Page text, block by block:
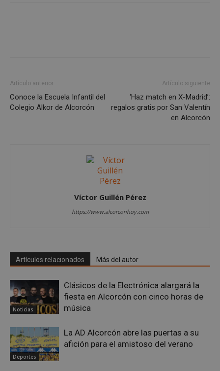
Artículo anterior
Conoce la Escuela Infantil del
Colegio Alkor de Alcorcón
Artículo siguiente
‘Haz match en X-Madrid’:
regalos gratis por San Valentín
en Alcorcón
Víctor Guillén Pérez
https://www.alcorconhoy.com
Artículos relacionados Más del autor
Noticias
Clásicos de la Electrónica alargará la
fiesta en Alcorcón con cinco horas de
música
Deportes
La AD Alcorcón abre las puertas a su
afición para el amistoso del verano
sp_landing
Spotify Inc.
23 horas 59
minutos
VISITOR_PRIVACY_METADATA
.youtube.com